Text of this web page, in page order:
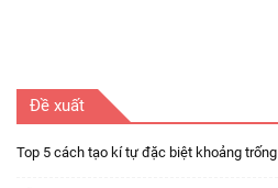
Đề xuất
Top 5 cách tạo kí tự đặc biệt khoảng